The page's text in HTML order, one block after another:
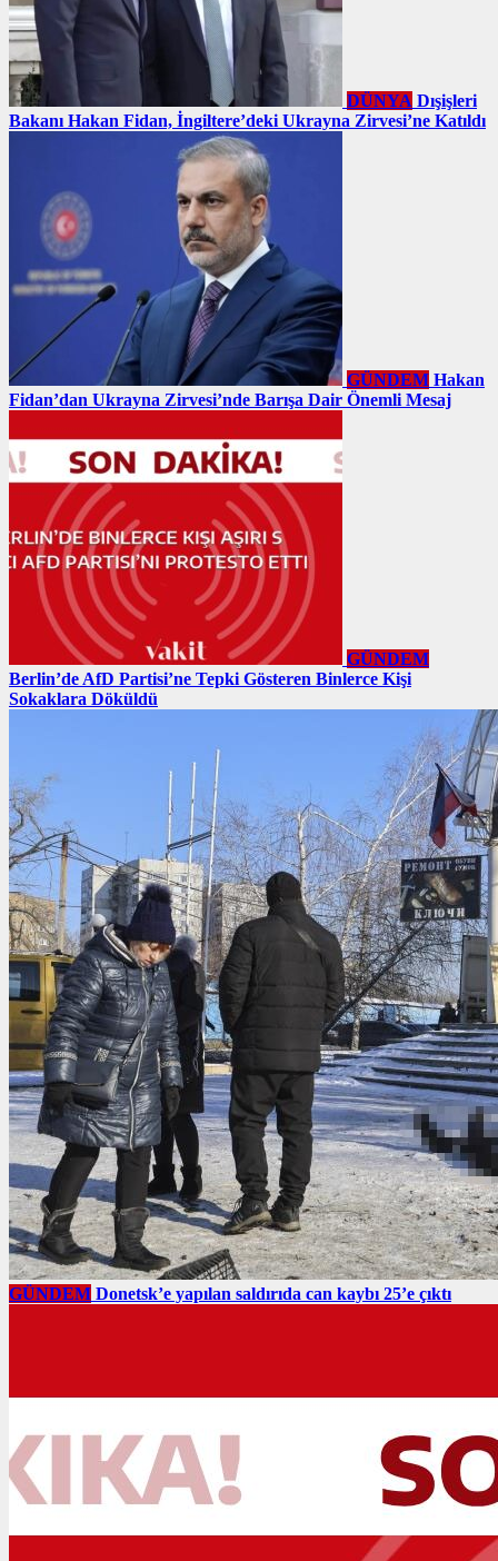
DÜNYA Dışişleri
Bakanı Hakan Fidan, İngiltere’deki Ukrayna Zirvesi’ne Katıldı
GÜNDEM Hakan
Fidan’dan Ukrayna Zirvesi’nde Barışa Dair Önemli Mesaj
GÜNDEM
Berlin’de AfD Partisi’ne Tepki Gösteren Binlerce Kişi
Sokaklara Döküldü
GÜNDEM Donetsk’e yapılan saldırıda can kaybı 25’e çıktı